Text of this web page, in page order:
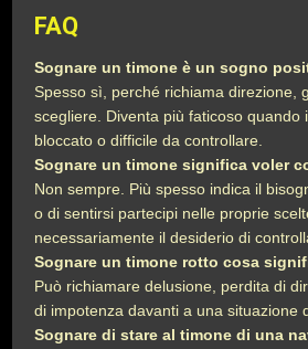
FAQ
Sognare un timone è un sogno
Spesso sì, perché richiama direzione,
scegliere. Diventa più faticoso quando
bloccato o difficile da controllare.
Sognare un timone significa voler
Non sempre. Più spesso indica il
o di sentirsi partecipi nelle proprie
necessariamente il desiderio di
Sognare un timone rotto cosa
Può richiamare delusione, perdita di
di impotenza davanti a una situazione
Sognare di stare al timone di una